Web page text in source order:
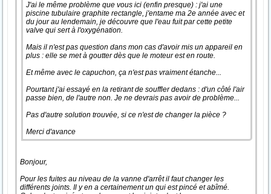
J'ai le même problème que vous ici (enfin presque) : j'ai une
piscine tubulaire graphite rectangle, j'entame ma 2e année avec et
du jour au lendemain, je découvre que l'eau fuit par cette petite
valve qui sert à l'oxygénation.
Mais il n'est pas question dans mon cas d'avoir mis un appareil en
plus : elle se met à goutter dès que le moteur est en route.
Et même avec le capuchon, ça n'est pas vraiment étanche...
Pourtant j'ai essayé en la retirant de souffler dedans : d'un côté l'air
passe bien, de l'autre non. Je ne devrais pas avoir de problème...
Pas d'autre solution trouvée, si ce n'est de changer la pièce ?
Merci d'avance
Bonjour,
Pour les fuites au niveau de la vanne d'arrêt il faut changer les
différents joints. Il y en a certainement un qui est pincé et abîmé.